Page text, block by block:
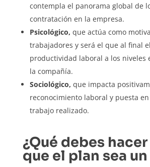
contempla el panorama global de
contratación en la empresa.
Psicológico, que actúa como
trabajadores y será el que al final
productividad laboral a los niveles
la compañía.
Sociológico, que impacta
reconocimiento laboral y puesta
trabajo realizado.
¿Qué debes
que el plan sea